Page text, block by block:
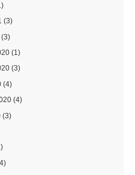
(3)
(3)
(1)
(3)
(4)
(4)
(3)